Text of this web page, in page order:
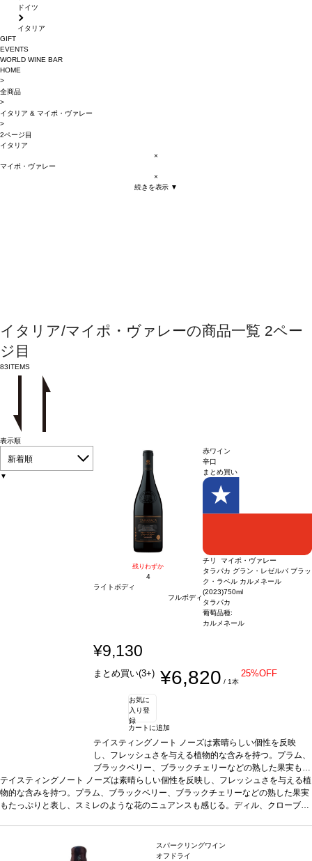
ドイツ
イタリア
GIFT
EVENTS
WORLD WINE BAR
HOME
>
全商品
>
イタリア & マイポ・ヴァレー
>
2ページ目
イタリア
×
マイポ・ヴァレー
×
続きを表示 ▼
イタリア/マイポ・ヴァレーの商品一覧 2ペー
ジ目
83ITEMS
表示順
新着順
▼
残りわずか
4
ライトボディ
フルボディ
赤ワイン
辛口
まとめ買い
チリ マイポ・ヴァレー
タラパカ グラン・レゼルバ ブラッ
ク・ラベル カルメネール
(2023)750ml
タラパカ
葡萄品種:
カルメネール
¥9,130
まとめ買い(3+) ¥6,820 / 1本
25%OFF
お気に
入り登
録
カートに追加
テイスティングノート ノーズは素晴らしい個性を反映
し、フレッシュさを与える植物的な含みを持つ。プラム、
ブラックベリー、ブラックチェリーなどの熟した果実もた
っぷりと表し、スミレのような花のニュアンスも感じる。
ディル、クローブ、黒胡椒、バニラなどのスパイシーさ
が、複雑さの核となっている。力強く滑らかなテクスチャ
ージが在庫切れの場合、在庫があり価格が同様の場合は自
動的に次のヴィンテージに変更されます、ご了承くださ
テイスティングノート ノーズは素晴らしい個性を反映し、フレッシュさを与える植
物的な含みを持つ。プラム、ブラックベリー、ブラックチェリーなどの熟した果実
もたっぷりと表し、スミレのような花のニュアンスも感じる。ディル、クローブ、
*本ヴィンテージが在庫切れの場合、在庫があり価格
が同様の場合は自動的に次のヴィンテージに変更されます、ご了承ください。
スパークリングワイン
オフドライ